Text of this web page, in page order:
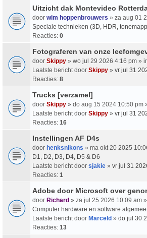
Uitzicht dak Montevideo
door wim hoppenbrouwers » za aug 01
Speciale technieken (3D, HDR,
Reacties: 0
Fotograferen van onze
door Skippy » wo jul 29 2026 4:16 pm »
Laatste bericht door Skippy » vr jul 31
Reacties: 8
Trucks [verzamel]
door Skippy » do aug 15 2024 10:50 pm
Laatste bericht door Skippy » vr jul 31
Reacties: 16
Instellingen AF D4s
door henksnikons » ma okt 20 2025
D1, D2, D3, D4, D5 & D6
Laatste bericht door sjakie » vr jul 31
Reacties: 1
Adobe door Microsoft over
door Richard » za jul 25 2026 10:09 am
Computer hardware en software
Laatste bericht door Marceld » do jul 30
Reacties: 13